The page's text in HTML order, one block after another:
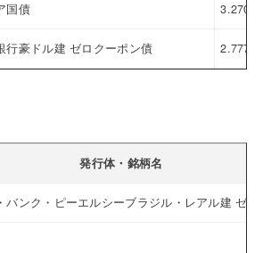
国債 3.270
行豪ドル建 ゼロクーポン債 2.777
発行体・銘柄名
バンク・ピーエルシーブラジル・レアル建 ゼ